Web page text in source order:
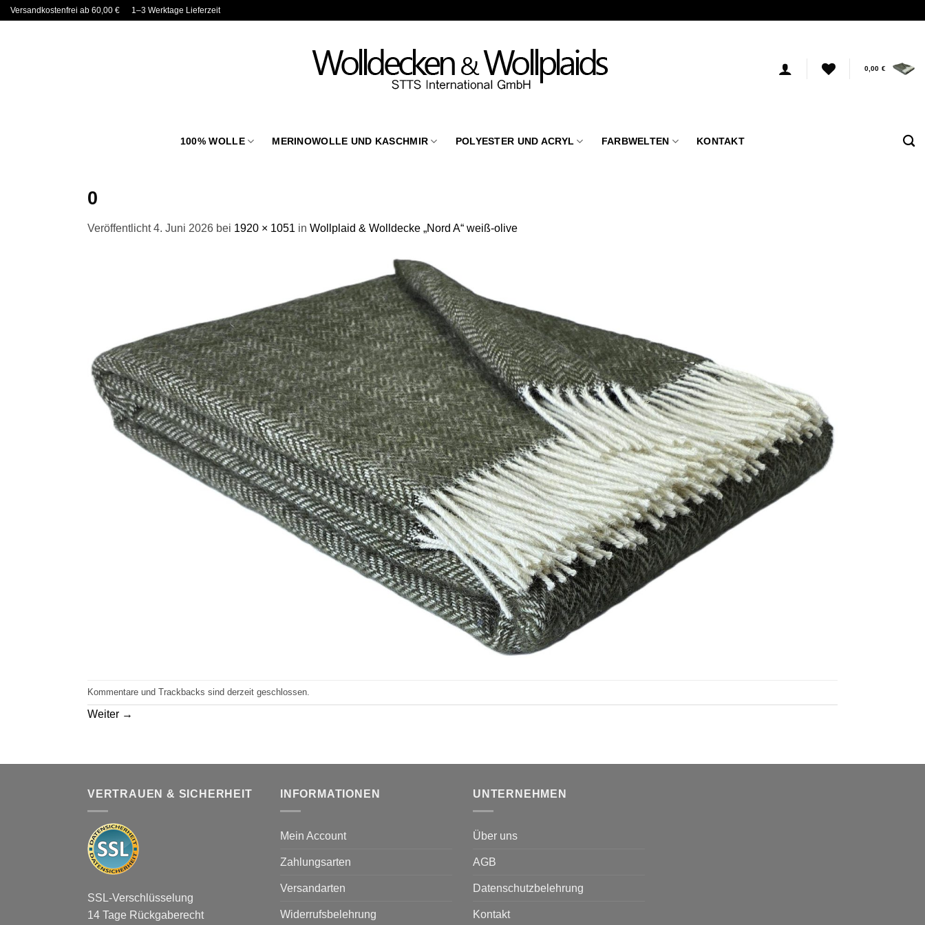
ZumVersandkostenfrei ab 60,00 € 1–3 Werktage Lieferzeit
0,00 €
100% WOLLE MERINOWOLLE UND KASCHMIR POLYESTER UND ACRYL FARBWELTEN KONTAKT
0
Veröffentlicht4. Juni 2026 bei 1920 × 1051 in Wollplaid & Wolldecke „Nord A“ weiß-olive
Kommentare und Trackbacks sind derzeit geschlossen.
Weiter →
VERTRAUEN & SICHERHEIT
SSL-Verschlüsselung
14 Tage Rückgaberecht
INFORMATIONEN
Mein Account
Zahlungsarten
Versandarten
Widerrufsbelehrung
UNTERNEHMEN
Über uns
AGB
Datenschutzbelehrung
Kontakt